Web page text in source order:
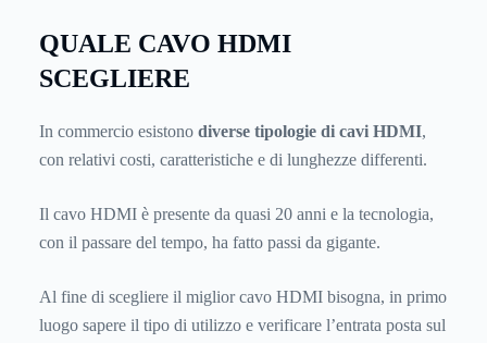
QUALE CAVO HDMI
SCEGLIERE
In commercio esistono diverse tipologie di cavi HDMI,
con relativi costi, caratteristiche e di lunghezze differenti.
Il cavo HDMI è presente da quasi 20 anni e la tecnologia,
con il passare del tempo, ha fatto passi da gigante.
Al fine di scegliere il miglior cavo HDMI bisogna, in primo
luogo sapere il tipo di utilizzo e verificare l’entrata posta sul